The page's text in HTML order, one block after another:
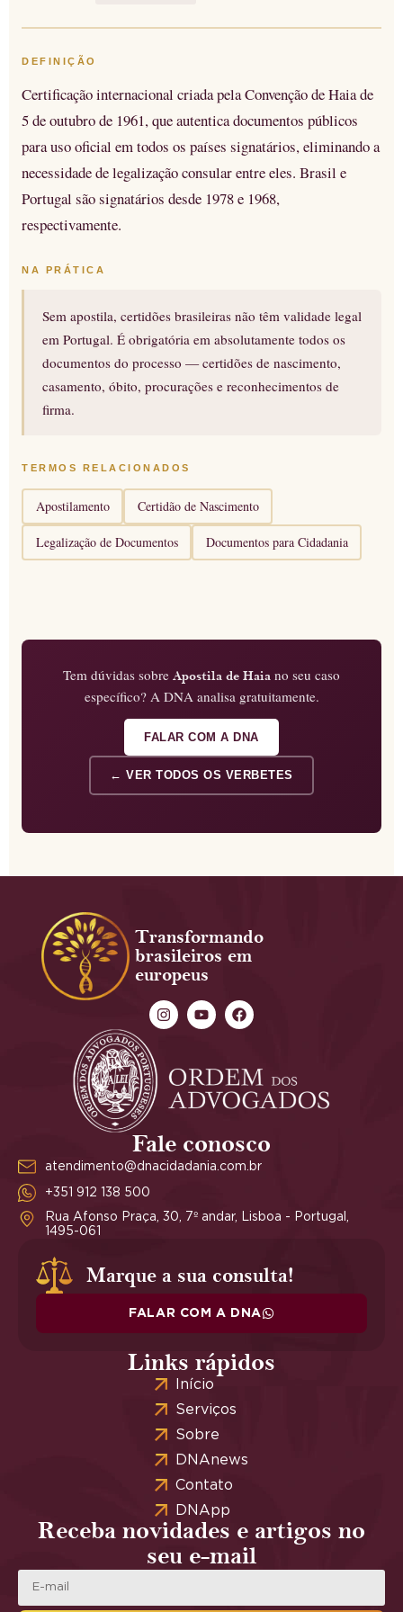
DEFINIÇÃO
Certificação internacional criada pela Convenção de Haia de
5 de outubro de 1961, que autentica documentos públicos
para uso oficial em todos os países signatários, eliminando a
necessidade de legalização consular entre eles. Brasil e
Portugal são signatários desde 1978 e 1968,
respectivamente.
NA PRÁTICA
Sem apostila, certidões brasileiras não têm validade legal
em Portugal. É obrigatória em absolutamente todos os
documentos do processo — certidões de nascimento,
casamento, óbito, procurações e reconhecimentos de
firma.
TERMOS RELACIONADOS
Apostilamento Certidão de Nascimento
Legalização de Documentos Documentos para Cidadania
Tem dúvidas sobre Apostila de Haia no seu caso
específico? A DNA analisa gratuitamente.
FALAR COM A DNA
← VER TODOS OS VERBETES
Transformando
brasileiros em
europeus
Fale conosco
atendimento@dnacidadania.com.br
+351 912 138 500
Rua Afonso Praça, 30, 7º andar, Lisboa - Portugal,
1495-061
Marque a sua consulta!
FALAR COM A DNA
Links rápidos
Início
Serviços
Sobre
DNAnews
Contato
DNApp
Receba novidades e artigos no
seu e-mail